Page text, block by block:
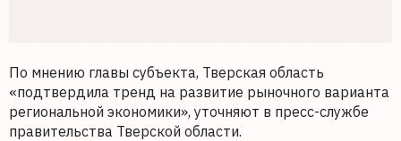
По мнению главы субъекта, Тверская область
«подтвердила тренд на развитие рыночного варианта
региональной экономики», уточняют в пресс-службе
правительства Тверской области.